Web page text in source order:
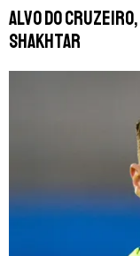
Alvo do
Shakhtar